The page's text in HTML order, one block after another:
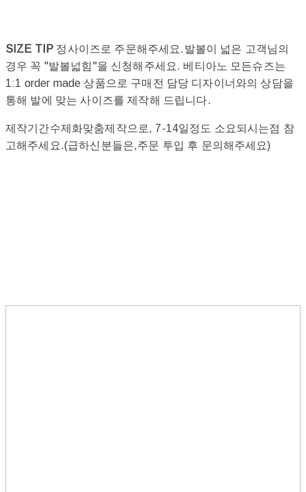
SIZE TIP 정사이즈로 주문해주세요.발볼이 넓은 고객님의
경우 꼭 "발볼넓힘"을 신청해주세요. 베티아노 모든슈즈는
1:1 order made 상품으로 구매전 담당 디자이너와의 상담을
통해 발에 맞는 사이즈를 제작해 드립니다.
제작기간수제화맞춤제작으로, 7-14일정도 소요되시는점 참
고해주세요.(급하신분들은,주문 투입 후 문의해주세요)